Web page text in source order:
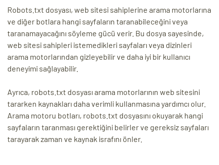
Robots.txt dosyası, web sitesi sahiplerine arama motorlarına
ve diğer botlara hangi sayfaların taranabileceğini veya
taranamayacağını söyleme gücü verir. Bu dosya sayesinde,
web sitesi sahipleri istemedikleri sayfaları veya dizinleri
arama motorlarından gizleyebilir ve daha iyi bir kullanıcı
deneyimi sağlayabilir.
Ayrıca, robots.txt dosyası arama motorlarının web sitesini
tararken kaynakları daha verimli kullanmasına yardımcı olur.
Arama motoru botları, robots.txt dosyasını okuyarak hangi
sayfaların taranması gerektiğini belirler ve gereksiz sayfaları
tarayarak zaman ve kaynak israfını önler.